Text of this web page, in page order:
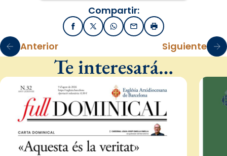
Compartir:
FacebookX / TwitterWhatsApp
EmailImprimir
Anterior Siguiente
Te interesará…